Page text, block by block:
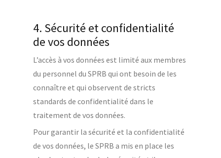
4. Sécurité et confidentialité
de vos données
L’accès à vos données est limité aux membres
du personnel du SPRB qui ont besoin de les
connaître et qui observent de stricts
standards de confidentialité dans le
traitement de vos données.
Pour garantir la sécurité et la confidentialité
de vos données, le SPRB a mis en place les